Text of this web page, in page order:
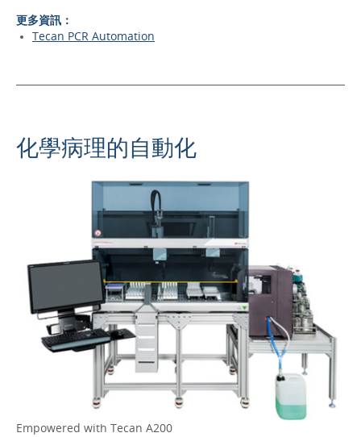
更多資訊：
Tecan PCR Automation
化學病理的自動化
Empowered with Tecan A200